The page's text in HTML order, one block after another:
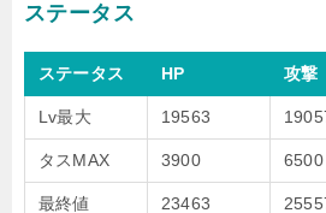
ステータス
ステータス HP 攻撃
Lv最大 19563
タスMAX 3900 6500
最終値 23463